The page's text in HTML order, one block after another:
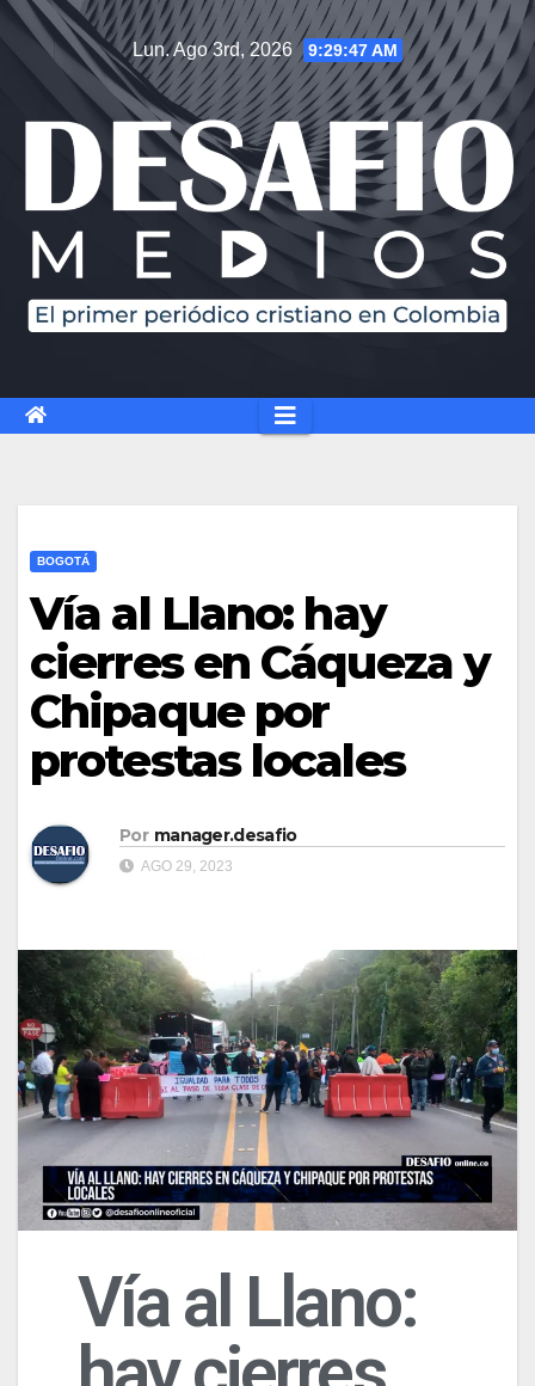
Lun. Ago 3rd, 2026 9:29:48 AM
BOGOTÁ
Vía al Llano: hay
cierres en Cáqueza y
Chipaque por
protestas locales
Por manager.desafio
AGO 29, 2023
Vía al Llano: